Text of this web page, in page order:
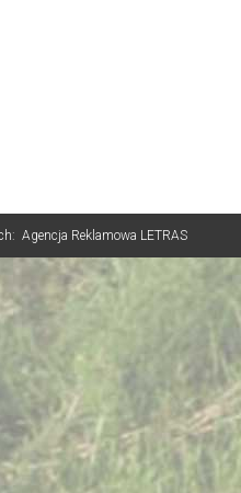
Agencja Reklamowa LETRAS